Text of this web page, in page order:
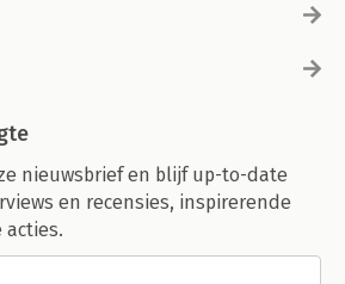
nieuwsbrief en blijf up-to-date
en recensies, inspirerende
acties.